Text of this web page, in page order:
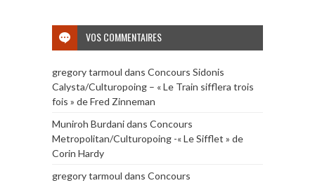
VOS COMMENTAIRES
gregory tarmoul dans Concours Sidonis
Calysta/Culturopoing – « Le Train sifflera trois
fois » de Fred Zinneman
Muniroh Burdanidans Concours
Metropolitan/Culturopoing -« Le Sifflet » de
Corin Hardy
gregory tarmoul dans Concours